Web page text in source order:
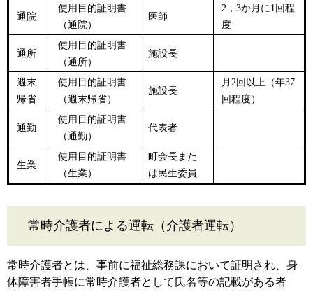
通院
使用目的証明書
（通院）
医師
2，3か月に1回程
度
通所
使用目的証明書
（通所）
施設長
週末
帰省
使用目的証明書
（週末帰省）
施設長
月2回以上（年37
回程度）
通勤
使用目的証明書
（通勤）
代表者
生業
使用目的証明書
（生業）
町会長また
は民生委員
常時介護者による運転（介護者運転）
常時介護者とは、事前に福祉総務課において証明され、身
体障害者手帳に常時介護者として氏名等の記載がある者